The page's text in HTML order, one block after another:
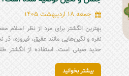
جمعه 18 اردیبهشت 1405
بهترین انگشتر برای مرد از نظر اسلام
نقره و نگین‌هایی مانند عقیق، فیروزه،
حدید صینی است. استفاده از انگشتر
مردانه مذهبی، علاوه بر زیبایی، باید به
بیشتر بخوانید